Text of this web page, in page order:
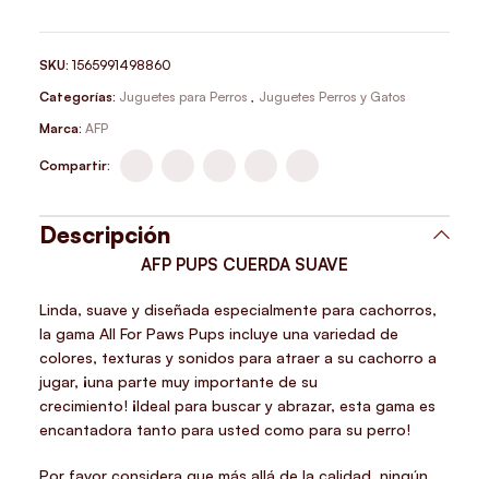
SKU:1565991498860
Categorías: Juguetes para Perros
Juguetes Perros y Gatos
Marca:AFP
Compartir:
Descripción
AFP PUPS CUERDA SUAVE
Linda, suave y diseñada especialmente para cachorros,
la gama All For Paws Pups incluye una variedad de
colores, texturas y sonidos para atraer a su cachorro a
jugar, ¡una parte muy importante de su
crecimiento! ¡Ideal para buscar y abrazar, esta gama es
encantadora tanto para usted como para su perro!
Por favor considera que más allá de la calidad, ningún